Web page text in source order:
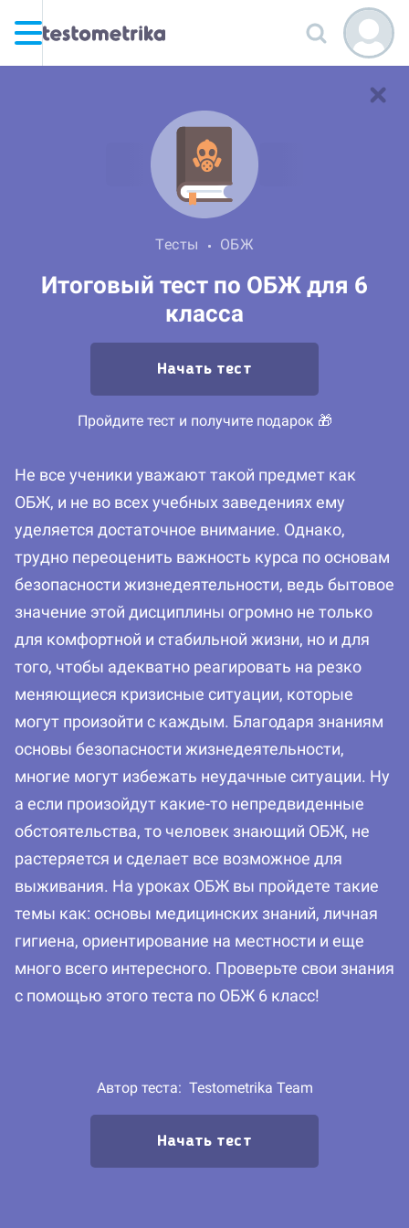
Тесты ОБЖ
Итоговый тест по ОБЖ для 6
класса
Начать тест
Пройдите тест и получите подарок 🎁
Не все ученики уважают такой предмет как
ОБЖ, и не во всех учебных заведениях ему
уделяется достаточное внимание. Однако,
трудно переоценить важность курса по основам
безопасности жизнедеятельности, ведь бытовое
значение этой дисциплины огромно не только
для комфортной и стабильной жизни, но и для
того, чтобы адекватно реагировать на резко
меняющиеся кризисные ситуации, которые
могут произойти с каждым. Благодаря знаниям
основы безопасности жизнедеятельности,
многие могут избежать неудачные ситуации. Ну
а если произойдут какие-то непредвиденные
обстоятельства, то человек знающий ОБЖ, не
растеряется и сделает все возможное для
выживания. На уроках ОБЖ вы пройдете такие
темы как: основы медицинских знаний, личная
гигиена, ориентирование на местности и еще
много всего интересного. Проверьте свои знания
с помощью этого теста по ОБЖ 6 класс!
Автор теста: Testometrika Team
Начать тест